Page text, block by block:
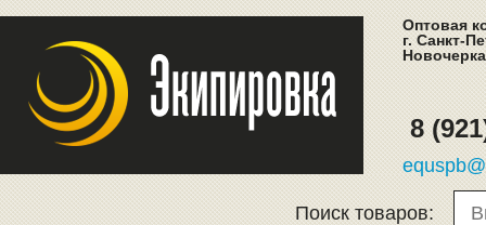
Оптовая
г. Санкт-
8
Поиск товаров: